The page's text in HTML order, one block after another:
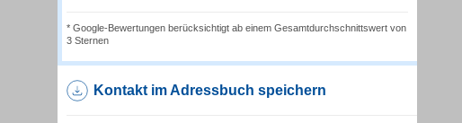
* Google-Bewertungen berücksichtigt ab einem Gesamtdurchschnittswert von
3 Sternen
Kontakt im Adressbuch speichern